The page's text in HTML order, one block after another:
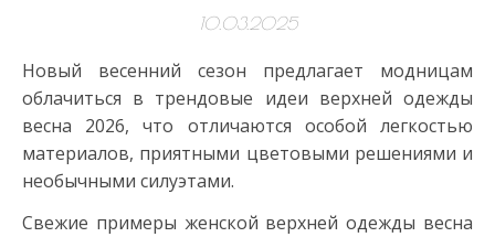
10.03.2025
Новый весенний сезон предлагает модницам
облачиться в трендовые идеи верхней одежды
весна 2026, что отличаются особой легкостью
материалов, приятными цветовыми решениями и
необычными силуэтами.
Свежие примеры женской верхней одежды весна